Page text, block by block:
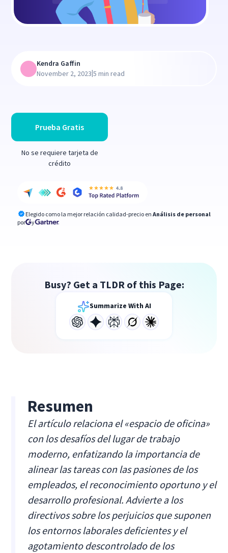
Prueba Gratis
No se requiere tarjeta de
crédito
Elegido como la mejor relación calidad-precio en Análisis de personal
por
y
Kendra Gaffin
November 2, 2023|5 min read
Busy? Get a TLDR of this Page:
Summarize With AI
Resumen
El artículo relaciona el «espacio de oficina»
con los desafíos del lugar de trabajo
moderno, enfatizando la importancia de
alinear las tareas con las pasiones de los
empleados, el reconocimiento oportuno y el
desarrollo profesional. Advierte a los
directivos sobre los perjuicios que suponen
los entornos laborales deficientes y el
agotamiento descontrolado de los